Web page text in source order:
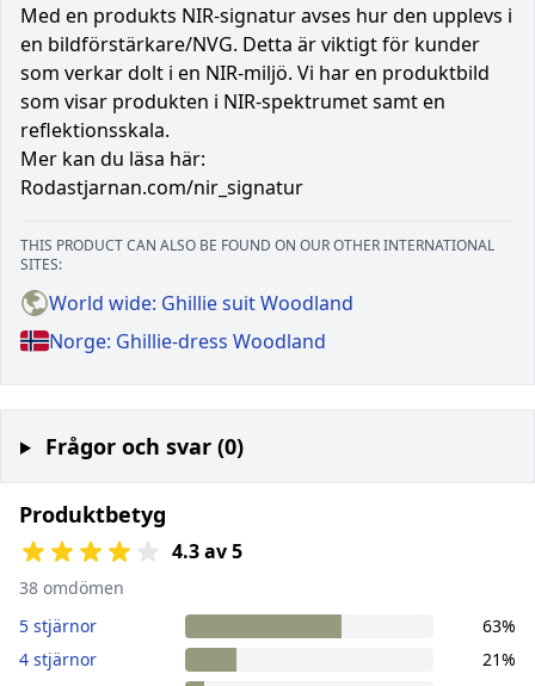
Med en produkts NIR-signatur avses hur den upplevs i
en bildförstärkare/NVG. Detta är viktigt för kunder
som verkar dolt i en NIR-miljö. Vi har en produktbild
som visar produkten i NIR-spektrumet samt en
reflektionsskala.
Mer kan du läsa här:
Rodastjarnan.com/nir_signatur
THIS PRODUCT CAN ALSO BE FOUND ON OUR OTHER INTERNATIONAL
SITES:
World wide: Ghillie suit Woodland
Norge: Ghillie-dress Woodland
Frågor och svar (0)
Produktbetyg
4.3 av 5
38 omdömen
5 stjärnor
63%
4 stjärnor
21%